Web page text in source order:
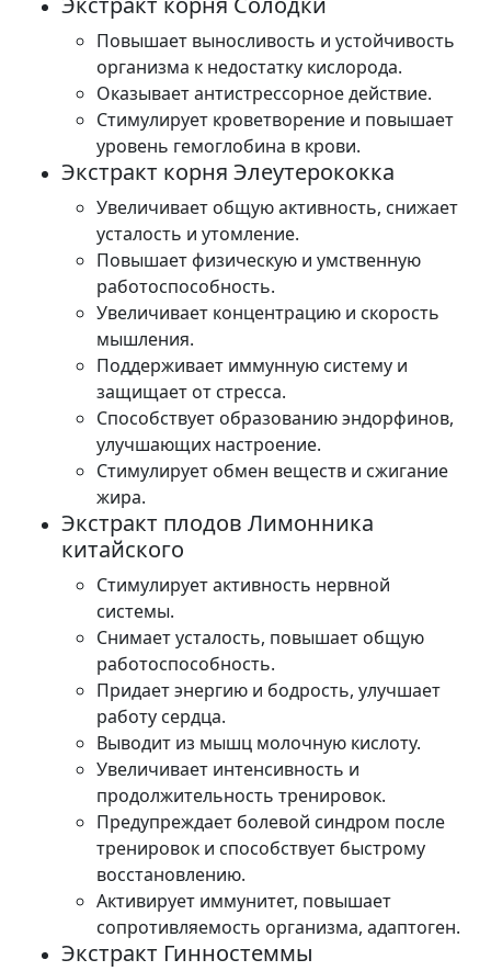
Повышает выносливость и устойчивость
организма к недостатку кислорода.
Оказывает антистрессорное действие.
Стимулирует кроветворение и повышает
уровень гемоглобина в крови.
Экстракт корня Элеутерококка
Увеличивает общую активность, снижает
усталость и утомление.
Повышает физическую и умственную
работоспособность.
Увеличивает концентрацию и скорость
мышления.
Поддерживает иммунную систему и
защищает от стресса.
Способствует образованию эндорфинов,
улучшающих настроение.
Стимулирует обмен веществ и сжигание
жира.
Экстракт плодов Лимонника
китайского
Стимулирует активность нервной
системы.
Снимает усталость, повышает общую
работоспособность.
Придает энергию и бодрость, улучшает
работу сердца.
Выводит из мышц молочную кислоту.
Увеличивает интенсивность и
продолжительность тренировок.
Предупреждает болевой синдром после
тренировок и способствует быстрому
восстановлению.
Активирует иммунитет, повышает
сопротивляемость организма, адаптоген.
Экстракт Гинностеммы